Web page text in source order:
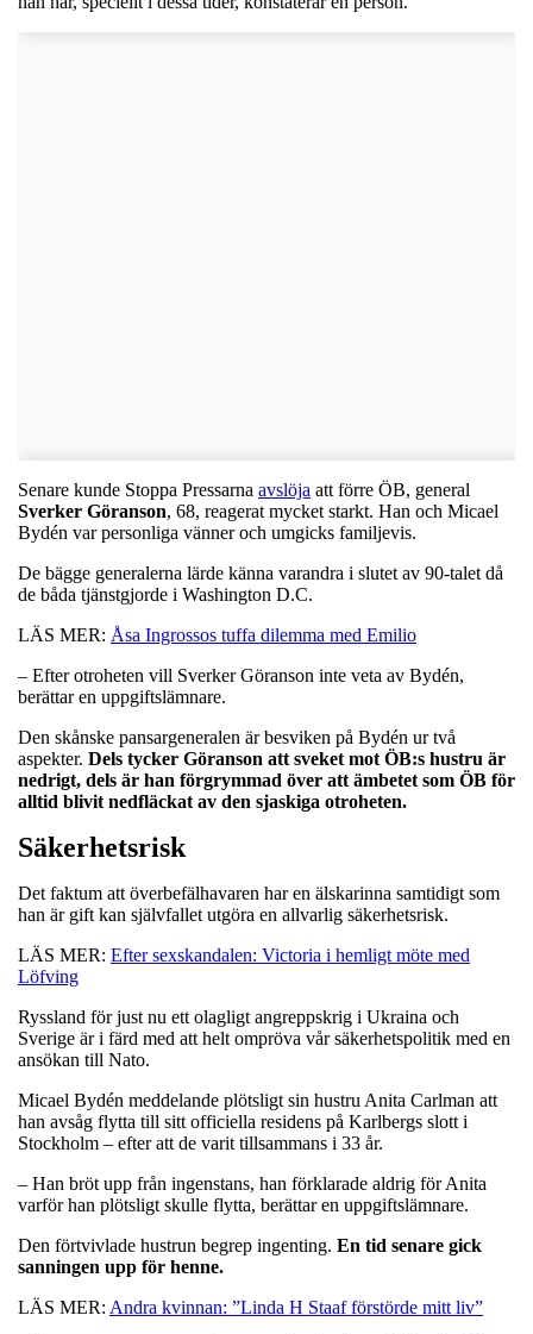
Senare kunde Stoppa Pressarna avslöja att förre ÖB, general
Sverker Göranson, 68, reagerat mycket starkt. Han och Micael
Bydén var personliga vänner och umgicks familjevis.
De bägge generalerna lärde känna varandra i slutet av 90-talet då
de båda tjänstgjorde i Washington D.C.
LÄS MER: Åsa Ingrossos tuffa dilemma med Emilio
– Efter otroheten vill Sverker Göranson inte veta av Bydén,
berättar en uppgiftslämnare.
Den skånske pansargeneralen är besviken på Bydén ur två
aspekter. Dels tycker Göranson att sveket mot ÖB:s hustru är
nedrigt, dels är han förgrymmad över att ämbetet som ÖB för
alltid blivit nedfläckat av den sjaskiga otroheten.
Säkerhetsrisk
Det faktum att överbefälhavaren har en älskarinna samtidigt som
han är gift kan självfallet utgöra en allvarlig säkerhetsrisk.
LÄS MER: Efter sexskandalen: Victoria i hemligt möte med
Löfving
Ryssland för just nu ett olagligt angreppskrig i Ukraina och
Sverige är i färd med att helt ompröva vår säkerhetspolitik med en
ansökan till Nato.
Micael Bydén meddelande plötsligt sin hustru Anita Carlman att
han avsåg flytta till sitt officiella residens på Karlbergs slott i
Stockholm – efter att de varit tillsammans i 33 år.
– Han bröt upp från ingenstans, han förklarade aldrig för Anita
varför han plötsligt skulle flytta, berättar en uppgiftslämnare.
Den förtvivlade hustrun begrep ingenting. En tid senare gick
sanningen upp för henne.
LÄS MER: Andra kvinnan: ”Linda H Staaf förstörde mitt liv”